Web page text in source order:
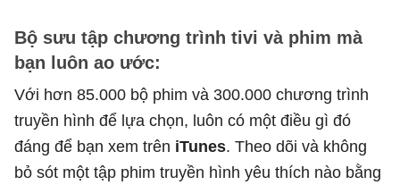
Bộ sưu tập chương trình tivi và phim mà
bạn luôn ao ước:
Với hơn 85.000 bộ phim và 300.000 chương trình
truyền hình để lựa chọn, luôn có một điều gì đó
đáng để bạn xem trên iTunes. Theo dõi và không
bỏ sót một tập phim truyền hình yêu thích nào bằng